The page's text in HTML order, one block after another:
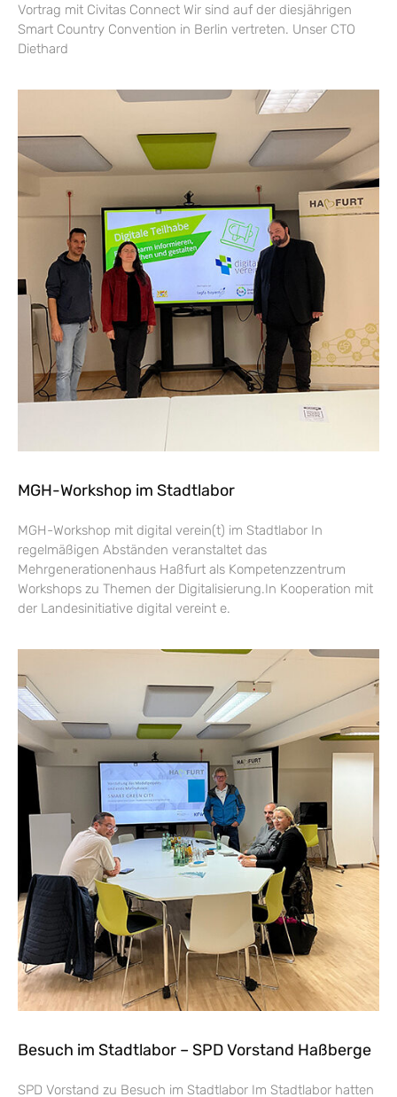
Vortrag mit Civitas Connect Wir sind auf der diesjährigen
Smart Country Convention in Berlin vertreten. Unser CTO
Diethard
MGH-Workshop im Stadtlabor
MGH-Workshop mit digital verein(t) im Stadtlabor In
regelmäßigen Abständen veranstaltet das
Mehrgenerationenhaus Haßfurt als Kompetenzzentrum
Workshops zu Themen der Digitalisierung.In Kooperation mit
der Landesinitiative digital vereint e.
Besuch im Stadtlabor – SPD Vorstand Haßberge
SPD Vorstand zu Besuch im Stadtlabor Im Stadtlabor hatten